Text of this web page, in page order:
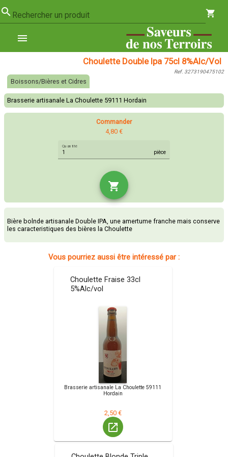
search Rechercher un produit shopping_cart
menu
Choulette Double Ipa 75cl 8%Alc/Vol
Ref. 3273190475102
Boissons/Bières et Cidres
Brasserie artisanale La Choulette 59111 Hordain
Commander
4,80 €
Quantité
pièce
shopping_cart
Bière bolnde artisanale Double IPA, une amertume franche mais conserve
les caracteristiques des bières la Choulette
Vous pourriez aussi être intéressé par :
Choulette Fraise 33cl
5%Alc/vol
Brasserie artisanale La Choulette 59111
Hordain
2,50 €
launch